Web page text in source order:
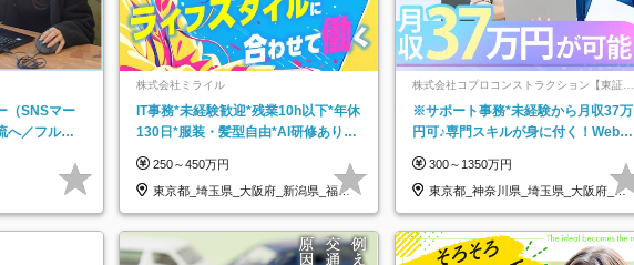
（SNSマー
へ／フルリ
株式会社ミライル
IT事務*未経験歓迎*残業10h以下*年休
130日*服装・髪型自由*AI研修あり*
250～450万円
東京都_埼玉県_大阪府_新潟県_福岡
県
株式会社コプロコンストラクション【東証プ
ライム上場コプロ・ホールディングス子会
社】
※サポート事務*未経験から月収37万
円可♪専門スキルが身に付く！Web面
300～1350万円
東京都_神奈川県_埼玉県_大阪府_愛
知県…